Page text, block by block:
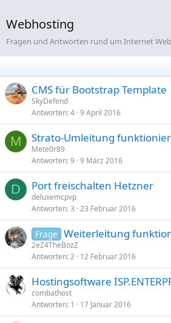
Webhosting
Fragen und Antworten rund um Internet
CMS für Bootstrap Template
SkyDefend
Antworten 4 9 April 2016
M Strato-Umleitung
Mete0r89
Antworten 9 9 März 2016
D Port freischalten Hetzner
deluxemcpvp
Antworten 3 23 Februar 2016
Frage Weiterleitung
2eZ4TheBozZ
Antworten 2 12 Februar 2016
Hostingsoftware
combathost
Antworten 1 17 Januar 2016